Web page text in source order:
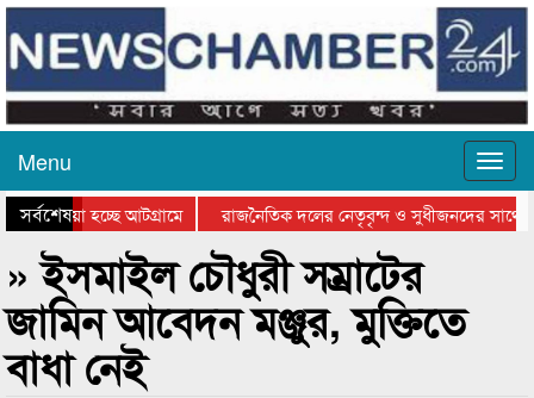
Menu
সর্বশেষ
যাওয়া হচ্ছে আটগ্রামে
রাজনৈতিক দলের নেতৃবৃন্দ ও সুধীজনদের সাথে
পুরস্কার বিতরণ সম্পন্ন
সিলেটে বাংলাদেশ গ্রুপ থিয়েটার
» ইসমাইল চৌধুরী সম্রাটের
জামিন আবেদন মঞ্জুর, মুক্তিতে
বাধা নেই